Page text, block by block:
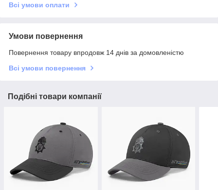
Всі умови оплати
Умови повернення
Повернення товару впродовж 14 днів за домовленістю
Всі умови повернення
Подібні товари компанії